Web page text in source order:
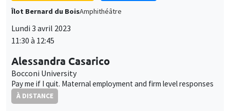
Îlot Bernard du BoisAmphithéâtre
Lundi 3 avril 2023
11:30 à 12:45
Alessandra Casarico
Bocconi University
Pay me if I quit. Maternal employment and firm level responses
À DISTANCE